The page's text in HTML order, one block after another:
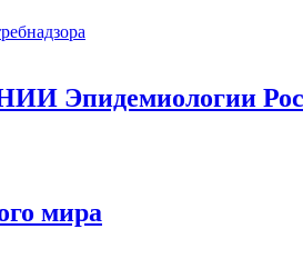
Эпидемиологии
мира